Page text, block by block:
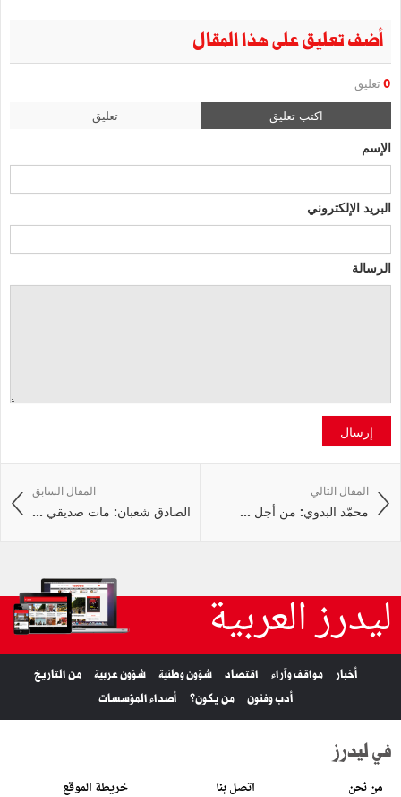
أضف تعليق على هذا المقال
0 تعليق
اكتب تعليق تعليق
الإسم
البريد الإلكتروني
الرسالة
إرسال
المقال السابق
الصادق شعبان: مات صديقي ...
المقال التالي
محمّد البدوي: من أجل ...
ليدرز العربية
أخبار مواقف وآراء اقتصاد شؤون وطنية شؤون عربية
من التاريخ
أدب وفنون
من يكون؟ أصداء المؤسسات
في ليدرز
من نحن اتصل بنا خريطة الموقع